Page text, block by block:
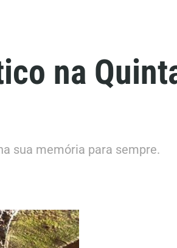
na
sua memória para sempre.